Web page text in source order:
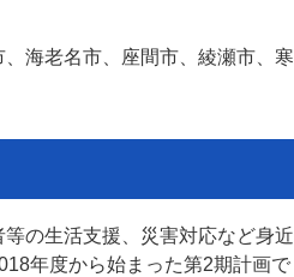
海老名市、座間市、綾瀬市、寒
の生活支援、災害対応など身近
年度から始まった第2期計画で